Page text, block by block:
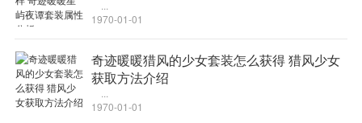
1970-01-01
奇迹暖暖猎风的少女套装怎么获得 猎风少女
获取方法介绍
1970-01-01